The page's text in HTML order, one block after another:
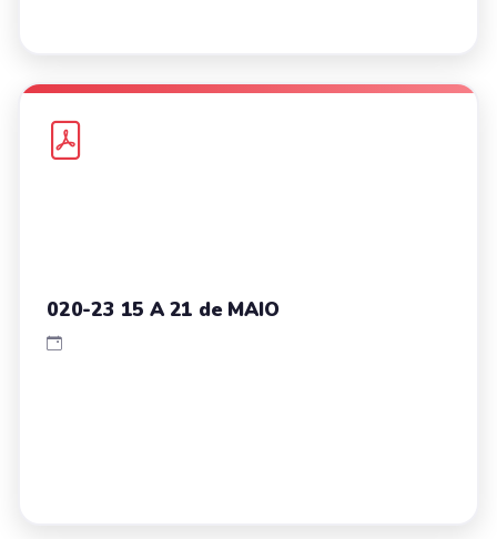
020-23 15 A 21 de MAIO